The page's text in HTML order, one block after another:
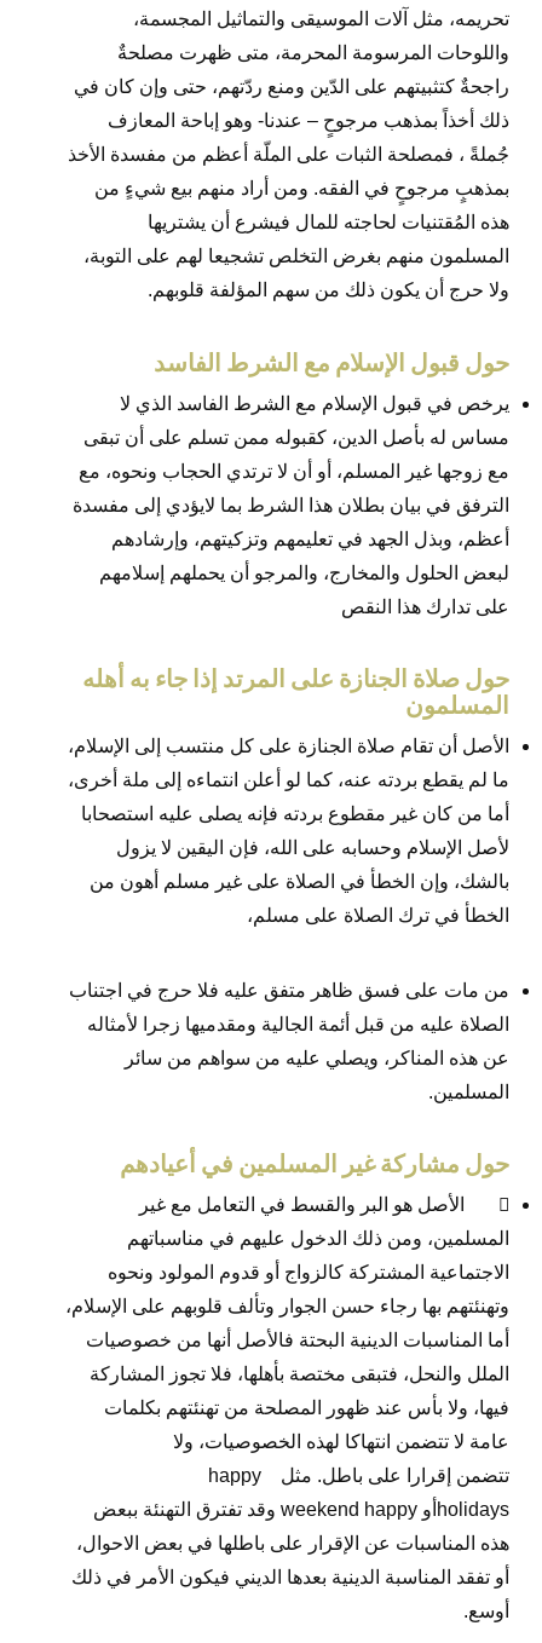
تحريمه، مثل آلات الموسيقى والتماثيل المجسمة،
واللوحات المرسومة المحرمة، متى ظهرت مصلحةٌ
راجحةٌ كتثبيتهم على الدّين ومنع ردّتهم، حتى وإن كان في
ذلك أخذاً بمذهب مرجوحٍ – عندنا- وهو إباحة المعازف
جُملةً ، فمصلحة الثبات على الملّة أعظم من مفسدة الأخذ
بمذهبٍ مرجوحٍ في الفقه. ومن أراد منهم بيع شيءٍ من
هذه المُقتنيات لحاجته للمال فيشرع أن يشتريها
المسلمون منهم بغرض التخلص تشجيعا لهم على التوبة،
ولا حرج أن يكون ذلك من سهم المؤلفة قلوبهم.
حول قبول الإسلام مع الشرط الفاسد
يرخص في قبول الإسلام مع الشرط الفاسد الذي لا
مساس له بأصل الدين، كقبوله ممن تسلم على أن تبقى
مع زوجها غير المسلم، أو أن لا ترتدي الحجاب ونحوه، مع
الترفق في بيان بطلان هذا الشرط بما لايؤدي إلى مفسدة
أعظم، وبذل الجهد في تعليمهم وتزكيتهم، وإرشادهم
لبعض الحلول والمخارج، والمرجو أن يحملهم إسلامهم
على تدارك هذا النقص
حول صلاة الجنازة على المرتد إذا جاء به أهله
المسلمون
الأصل أن تقام صلاة الجنازة على كل منتسب إلى الإسلام،
ما لم يقطع بردته عنه، كما لو أعلن انتماءه إلى ملة أخرى،
أما من كان غير مقطوع بردته فإنه يصلى عليه استصحابا
لأصل الإسلام وحسابه على الله، فإن اليقين لا يزول
بالشك، وإن الخطأ في الصلاة على غير مسلم أهون من
الخطأ في ترك الصلاة على مسلم،
من مات على فسق ظاهر متفق عليه فلا حرج في اجتناب
الصلاة عليه من قبل أئمة الجالية ومقدميها زجرا لأمثاله
عن هذه المناكر، ويصلي عليه من سواهم من سائر
المسلمين.
حول مشاركة غير المسلمين في أعيادهم

الأصل هو البر والقسط في التعامل مع غير
المسلمين، ومن ذلك الدخول عليهم في مناسباتهم
الاجتماعية المشتركة كالزواج أو قدوم المولود ونحوه
وتهنئتهم بها رجاء حسن الجوار وتألف قلوبهم على الإسلام،
أما المناسبات الدينية البحتة فالأصل أنها من خصوصيات
الملل والنحل، فتبقى مختصة بأهلها، فلا تجوز المشاركة
فيها، ولا بأس عند ظهور المصلحة من تهنئتهم بكلمات
عامة لا تتضمن انتهاكا لهذه الخصوصيات، ولا
تتضمن إقرارا على باطل. مثل happy
holidaysأو weekend happy وقد تفترق التهنئة ببعض
هذه المناسبات عن الإقرار على باطلها في بعض الاحوال،
أو تفقد المناسبة الدينية بعدها الديني فيكون الأمر في ذلك
أوسع.